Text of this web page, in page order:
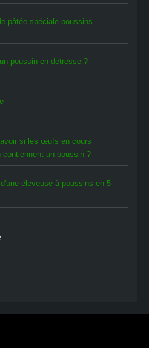
pâtée spéciale poussins
poussin en détresse ?
si les œufs en cours
contiennent un poussin ?
éleveuse à poussins en 5